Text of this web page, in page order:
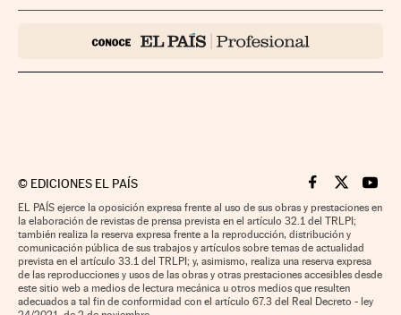
© EDICIONES EL PAÍS Cinco Días en
Cinco Días
Cinco
EL PAÍS ejerce la oposición expresa frente al uso de sus obras y prestaciones en
la elaboración de revistas de prensa prevista en el artículo 32.1 del TRLPI;
también realiza la reserva expresa frente a la reproducción, distribución y
comunicación pública de sus trabajos y artículos sobre temas de actualidad
prevista en el artículo 33.1 del TRLPI; y, asimismo, realiza una reserva expresa
de las reproducciones y usos de las obras y otras prestaciones accesibles desde
este sitio web a medios de lectura mecánica u otros medios que resulten
adecuados a tal fin de conformidad con el artículo 67.3 del Real Decreto - ley